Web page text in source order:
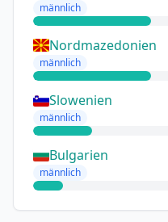
männlich
Nordmazedonien
männlich
Slowenien
männlich
Bulgarien
männlich